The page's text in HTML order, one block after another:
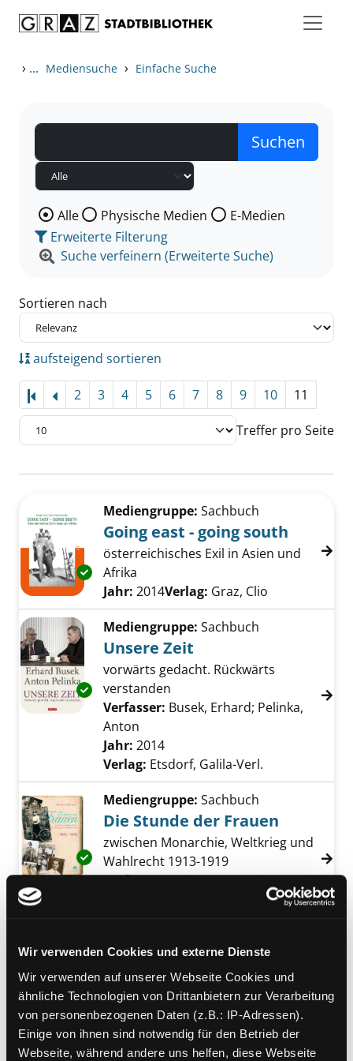
Wir verwenden Cookies und externe Dienste
Wir verwenden auf unserer Webseite Cookies und
ähnliche Technologien von Drittanbietern zur Verarbeitung
von personenbezogenen Daten (z.B.: IP-Adressen).
Einige von ihnen sind notwendig für den Betrieb der
Webseite, während andere uns helfen, diese Webseite
› ... Mediensuche › Einfache Suche
Wählen Sie die Medienart nach der Sie suchen wollen.
Alle Physische Medien
E-Medien
Erweiterte Filterung
Suche verfeinern (Erweiterte Suche)
Sortieren nach
aufsteigend sortieren
2 3 4 5 6 7 8 9 10 11
Treffer pro Seite
Zu den Suchfiltern springen
Exemplar-Details von Going east - going
Mediengruppe: Sachbuch
Going east - going south
österreichisches Exil in Asien und
Afrika
Suche nach diesem Verfasser
Jahr: 2014Verlag: Graz, Clio
Exemplar-Details von Unsere Zeit anzeigen
Mediengruppe: Sachbuch
Unsere Zeit
vorwärts gedacht. Rückwärts
verstanden
Verfasser: Busek, Erhard; Pelinka,
Anton
Jahr: 2014
Verlag: Etsdorf, Galila-Verl.
Exemplar-Details von Die Stunde der Frauen
Mediengruppe: Sachbuch
Die Stunde der Frauen
zwischen Monarchie, Weltkrieg und
Wahlrecht 1913-1919
Verfasser:Meiners, AntoniaSuche nach
Exemplar-Details von Das Duell anzeigen
Mediengruppe:Sachbuch
Das Duell
der Kampf zwischen Habsburg und
Preußen um Deutschland
Verfasser:Schlie, UlrichSuche nach
Jahr:2013 Verlag:Berlin, Propyläen